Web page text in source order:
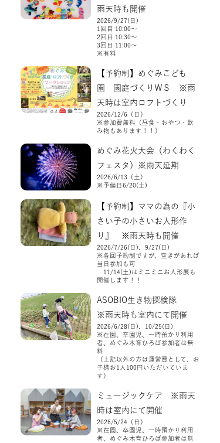
雨天時も開催
2026/9/27(日)
1回目 10:00～
2回目 10:30～
3回目 11:00～
※有料
【予約制】めぐみこども
園 園庭づくりＷＳ ※雨
天時は室内ロフトづくり
2026/12/6（日）
※参加費無料（昼食・おやつ・飲
み物もあります！！）
めぐみ花火大会（わくわく
フェスタ）※雨天延期
2026/6/13（土）
※予備日6/20(土)
【予約制】ママの為の『小
さい子の小さいお人形作
り』 ※雨天時も開催
2026/7/26(日)、9/27(日)
※各回予約制ですが、空きがあれば
当日参加も可
11/14(土)はミニミニお人形展も
開催します！！
ASOBIO生き物探検隊
※雨天時も室内にて開催
2026/6/28(日)、10/25(日)
※在園、卒園児、一時預かり利用
者、めぐみ木育ひろば参加者は無
料
（上記以外の方は運営費として、お
子様お1人100円いただいていま
す）
ミュージックケア ※雨天
時は室内にて開催
2026/5/24（日）
※在園、卒園児、一時預かり利用
者、めぐみ木育ひろば参加者は無